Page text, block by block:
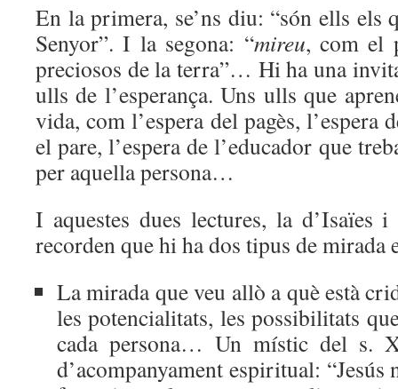
En la primera, se’ns diu: “són ells els
Senyor”. I la segona: “mireu, com el
preciosos de la terra”… Hi ha una
ulls de l’esperança. Uns ulls que
vida, com l’espera del pagès, l’espera
el pare, l’espera de l’educador que
per aquella persona…
I aquestes dues lectures, la d’Isaïes
recorden que hi ha dos tipus de mirada
La mirada que veu allò a què està
les potencialitats, les possibilitats
cada persona… Un místic del s.
d’acompanyament espiritual: “Jesús